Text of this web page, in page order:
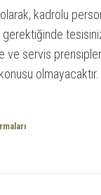
olarak, kadrolu
ve servis
olmayacaktır.